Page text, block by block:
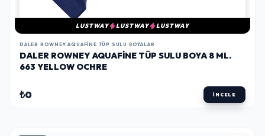
LUSTWAY LUSTWAY LUSTWAY
DALER ROWNEY AQUAFINE TÜP SULU BOYALAR
DALER ROWNEY AQUAFINE TÜP SULU BOYA 8 ML.
663 YELLOW OCHRE
₺0 İNCELE